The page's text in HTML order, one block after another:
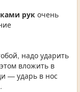
рук очень
надо ударить
вложить в
— ударь в нос